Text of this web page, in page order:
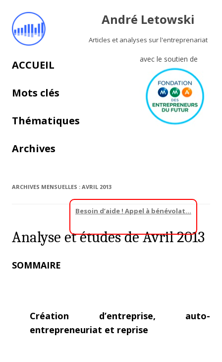
André Letowski
Articles et analyses sur l'entreprenariat
avec le soutien de
Aller au contenu principal
ACCUEIL
Mots clés
Thématiques
Archives
ARCHIVES MENSUELLES : AVRIL 2013
Analyse et études de Avril 2013
SOMMAIRE
Création d’entreprise, auto-
entrepreneuriat et reprise
Besoin d’aide ! Appel à bénévolat…